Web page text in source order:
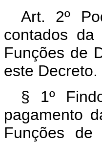
Art. 2º
contados
Funções de
este Decreto.
§ 1º
pagamento
Funções de